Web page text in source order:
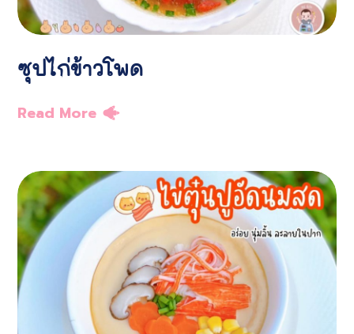
ซุปไก่ข้าวโพด
Read More